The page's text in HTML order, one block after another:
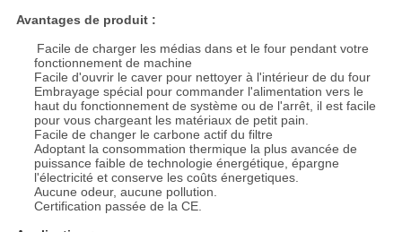
Avantages deproduit :
Facile de charger les médias dans et le four pendant votre
fonctionnement de machine
Facile d'ouvrir le caver pour nettoyer à l'intérieur de du four
Embrayage spécial pour commander l'alimentation vers le
haut du fonctionnement de système ou de l'arrêt, il est facile
pour vous chargeant les matériaux de petit pain.
Facile de changer le carbone actif du filtre
Adoptant la consommation thermique la plus avancée de
puissance faible de technologie énergétique, épargne
l'électricité et conserve les coûts énergetiques.
Aucune odeur, aucune pollution.
Certification passée de la CE.